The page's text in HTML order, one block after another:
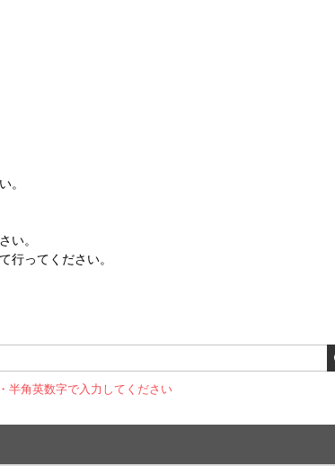
。
い。
行ってください。
・半角英数字で入力してください